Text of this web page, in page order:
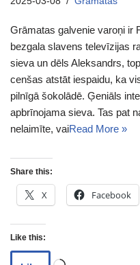
Grāmatas galvenie varoņi ir
bezgala slavens televīzijas
sieva un dēls Aleksandrs,
cenšas atstāt iespaidu, ka
pilnīgā šokolādē. Ģeniāls
apbrīnojama sieva. Tas pat
nelaimīte, vaiRead More »
Share this:
X Facebook
Like this: